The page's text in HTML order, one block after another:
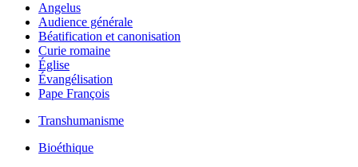
Angelus
Audience générale
Béatification et canonisation
Curie romaine
Église
Évangélisation
Pape François
Transhumanisme
Bioéthique